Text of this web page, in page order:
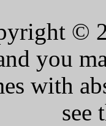
©
you
with
see